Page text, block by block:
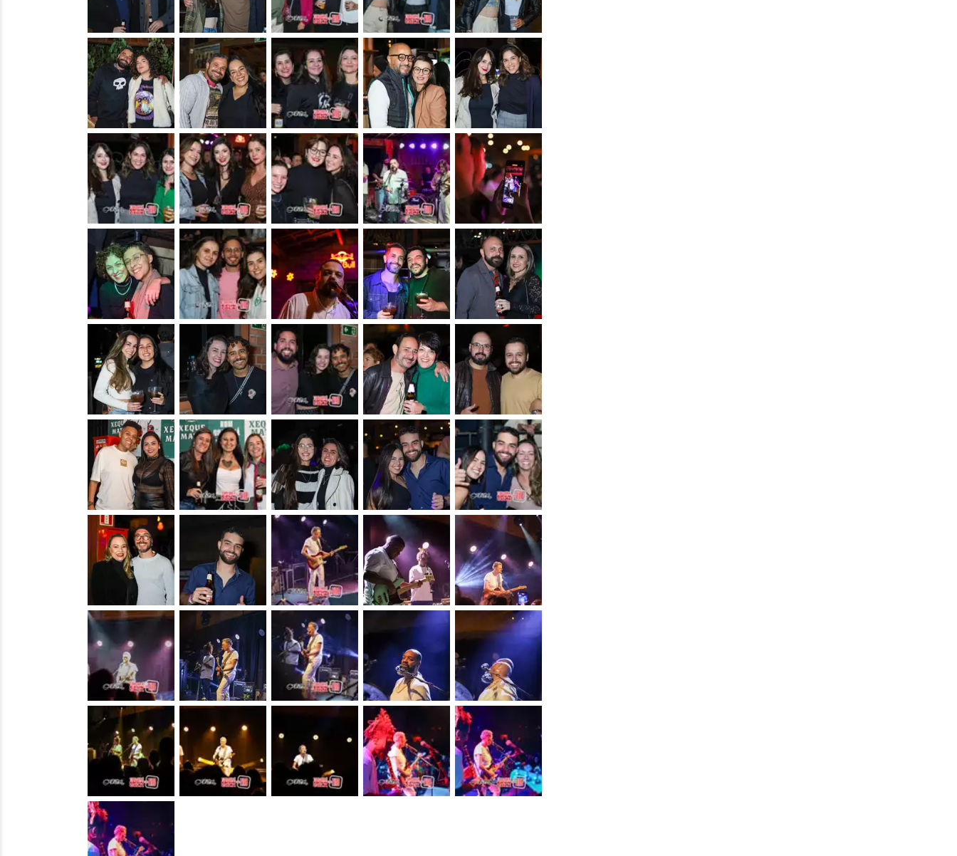
&nbsp; &nbsp; &nbsp; &nbsp; &nbsp;
&nbsp; &nbsp; &nbsp; &nbsp; &nbsp;
&nbsp; &nbsp; &nbsp; &nbsp; &nbsp;
&nbsp; &nbsp; &nbsp; &nbsp; &nbsp;
&nbsp; &nbsp; &nbsp; &nbsp; &nbsp;
&nbsp; &nbsp; &nbsp; &nbsp;
&nbsp; &nbsp; &nbsp; &nbsp;
&nbsp; &nbsp; &nbsp; &nbsp;
&nbsp;